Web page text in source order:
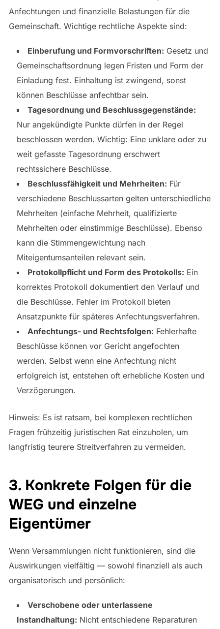
Anfechtungen und finanzielle Belastungen für die
Gemeinschaft. Wichtige rechtliche Aspekte sind:
Einberufung und Formvorschriften: Gesetz und
Gemeinschaftsordnung legen Fristen und Form der
Einladung fest. Einhaltung ist zwingend, sonst
können Beschlüsse anfechtbar sein.
Tagesordnung und Beschlussgegenstände:
Nur angekündigte Punkte dürfen in der Regel
beschlossen werden. Wichtig: Eine unklare oder zu
weit gefasste Tagesordnung erschwert
rechtssichere Beschlüsse.
Beschlussfähigkeit und Mehrheiten: Für
verschiedene Beschlussarten gelten unterschiedliche
Mehrheiten (einfache Mehrheit, qualifizierte
Mehrheiten oder einstimmige Beschlüsse). Ebenso
kann die Stimmengewichtung nach
Miteigentumsanteilen relevant sein.
Protokollpflicht und Form des Protokolls: Ein
korrektes Protokoll dokumentiert den Verlauf und
die Beschlüsse. Fehler im Protokoll bieten
Ansatzpunkte für späteres Anfechtungsverfahren.
Anfechtungs- und Rechtsfolgen: Fehlerhafte
Beschlüsse können vor Gericht angefochten
werden. Selbst wenn eine Anfechtung nicht
erfolgreich ist, entstehen oft erhebliche Kosten und
Verzögerungen.
Hinweis: Es ist ratsam, bei komplexen rechtlichen
Fragen frühzeitig juristischen Rat einzuholen, um
langfristig teurere Streitverfahren zu vermeiden.
3. Konkrete Folgen für die
WEG und einzelne
Eigentümer
Wenn Versammlungen nicht funktionieren, sind die
Auswirkungen vielfältig — sowohl finanziell als auch
organisatorisch und persönlich:
Verschobene oder unterlassene
Instandhaltung: Nicht entschiedene Reparaturen